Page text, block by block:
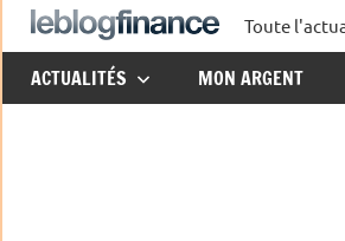
Aller
au
contenu
Le
Blog
Toute
ACTUALITÉS MON ARGENT